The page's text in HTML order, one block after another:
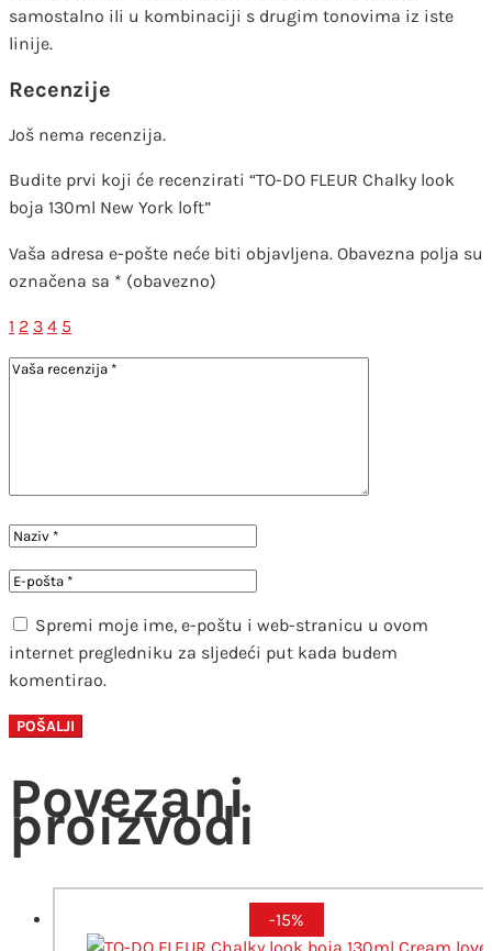
samostalno ili u kombinaciji s drugim tonovima iz iste
linije.
Recenzije
Još nema recenzija.
Budite prvi koji će recenzirati “TO-DO FLEUR Chalky look
boja 130ml New York loft”
Vaša adresa e-pošte neće biti objavljena. Obavezna polja su
označena sa * (obavezno)
1 2 3 4 5
Spremi moje ime, e-poštu i web-stranicu u ovom
internet pregledniku za sljedeći put kada budem
komentirao.
Povezani
proizvodi
-15%